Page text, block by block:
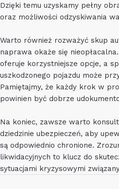
Dzięki temu uzyskamy pełny
oraz możliwości odzyskiwania
Warto również rozważyć skup
naprawa okaże się
oferuje korzystniejsze opcje, a
uszkodzonego pojazdu może
Pamiętajmy, że każdy krok w
powinien być dobrze
Na koniec, zawsze warto
dziedzinie ubezpieczeń, aby
są odpowiednio chronione.
likwidacyjnych to klucz do
sytuacjami kryzysowymi